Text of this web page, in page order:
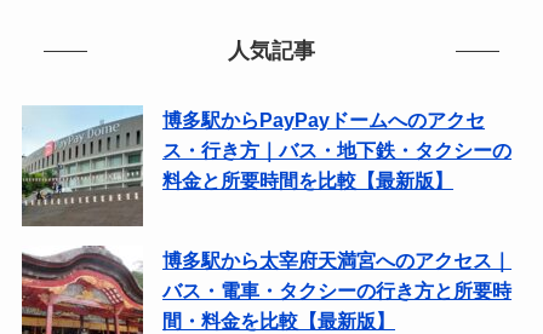
人気記事
博多駅からPayPayドームへのアクセ
ス・行き方｜バス・地下鉄・タクシーの
料金と所要時間を比較【最新版】
博多駅から太宰府天満宮へのアクセス｜
バス・電車・タクシーの行き方と所要時
間・料金を比較【最新版】